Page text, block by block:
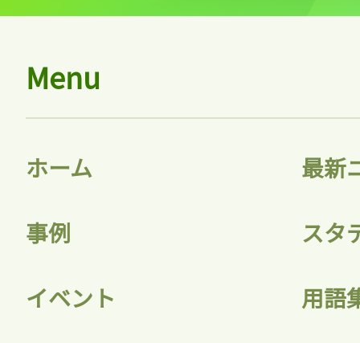
記事をお気に入りに
ログインが必
Menu
ホーム 最新
事例 スタ
イベント 用語